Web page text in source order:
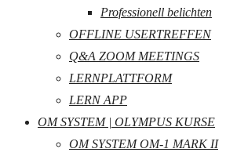
Professionell belichten
OFFLINE USERTREFFEN
Q&A ZOOM MEETINGS
LERNPLATTFORM
LERN APP
OM SYSTEM | OLYMPUS KURSE
OM SYSTEM OM-1 MARK II